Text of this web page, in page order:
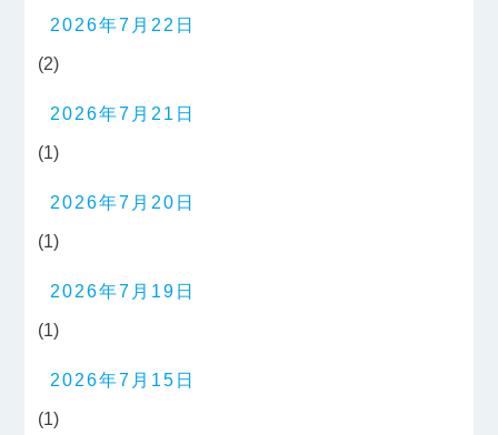
2026年7月22日
(2)
2026年7月21日
(1)
2026年7月20日
(1)
2026年7月19日
(1)
2026年7月15日
(1)